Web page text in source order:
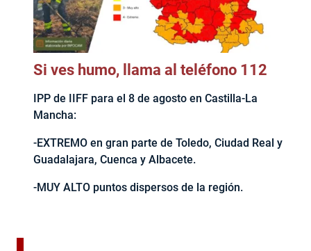
Si ves humo, llama al teléfono 112
IPP de IIFF para el 8 de agosto en Castilla-La
Mancha:
-EXTREMO en gran parte de Toledo, Ciudad Real y
Guadalajara, Cuenca y Albacete.
-MUY ALTO puntos dispersos de la región.